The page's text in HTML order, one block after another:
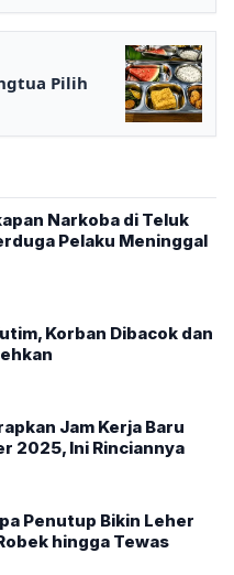
Pilih
Narkoba di Teluk
Pelaku Meninggal
Korban Dibacok dan
Jam Kerja Baru
2025, Ini Rinciannya
Penutup Bikin Leher
hingga Tewas